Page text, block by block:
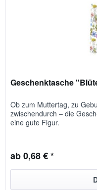
Geschenktasche
Ob zum Muttertag, zu
zwischendurch – die
eine gute Figur.
ab 0,68 € *